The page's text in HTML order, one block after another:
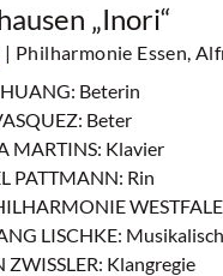
„Inori“
| Philharmonie Essen,
Beterin
Beter
MARTINS: Klavier
PATTMANN: Rin
LISCHKE:
ZWISSLER: Klangregie